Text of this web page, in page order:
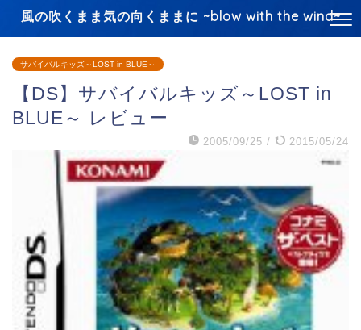
風の吹くまま気の向くままに ~blow with the wind~
サバイバルキッズ～LOST in BLUE～
【DS】サバイバルキッズ～LOST in
BLUE～ レビュー
2005/09/25 / 2015/05/24